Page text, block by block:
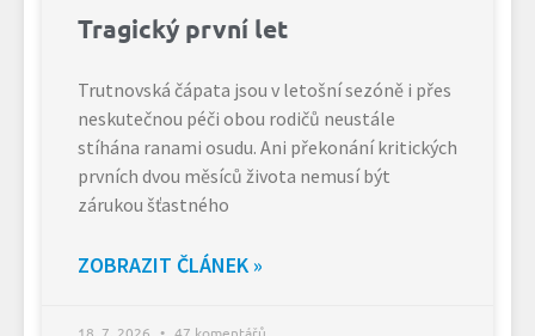
Tragický první let
Trutnovská čápata jsou v letošní sezóně i přes
neskutečnou péči obou rodičů neustále
stíhána ranami osudu. Ani překonání kritických
prvních dvou měsíců života nemusí být
zárukou šťastného
ZOBRAZIT ČLÁNEK »